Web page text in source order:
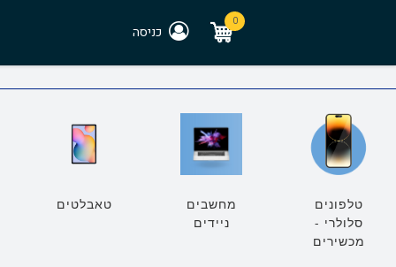
0
כניסה
טלפונים
סלולרי -
מכשירים
מחשבים
ניידים
טאבלטים